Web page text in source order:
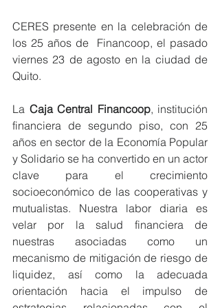
CERES presente en la celebración de
los 25 años de  Financoop, el pasado
viernes 23 de agosto en la ciudad de
Quito.
La Caja Central Financoop, institución
financiera de segundo piso, con 25
años en sector de la Economía Popular
y Solidario se ha convertido en un actor
clave para el crecimiento
socioeconómico de las cooperativas y
mutualistas. Nuestra labor diaria es
velar por la salud financiera de
nuestras asociadas como un
mecanismo de mitigación de riesgo de
liquidez, así como la adecuada
orientación hacia el impulso de